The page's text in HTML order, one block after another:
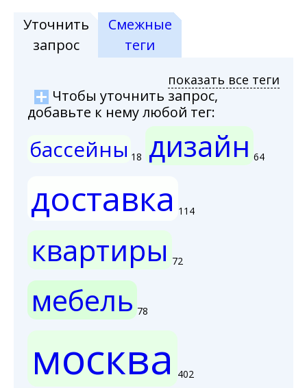
Уточнить
запрос
Смежные
теги
показать все теги
Чтобы уточнить запрос,
добавьте к нему любой тег:
бассейны 18 дизайн 64
доставка 114
квартиры 72
мебель 78
москва 402